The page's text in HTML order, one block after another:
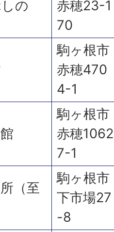
の
赤穂23-1
70
駒ヶ根市
赤穂470
4-1
駒ヶ根市
赤穂1062
7-1
（至
駒ヶ根市
下市場27
-8